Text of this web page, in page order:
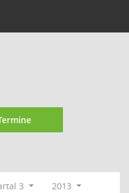
3
2013